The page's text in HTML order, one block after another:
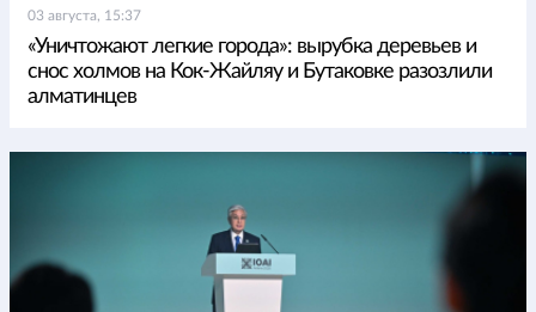
03 августа, 15:37
«Уничтожают легкие города»: вырубка деревьев и
снос холмов на Кок-Жайляу и Бутаковке разозлили
алматинцев